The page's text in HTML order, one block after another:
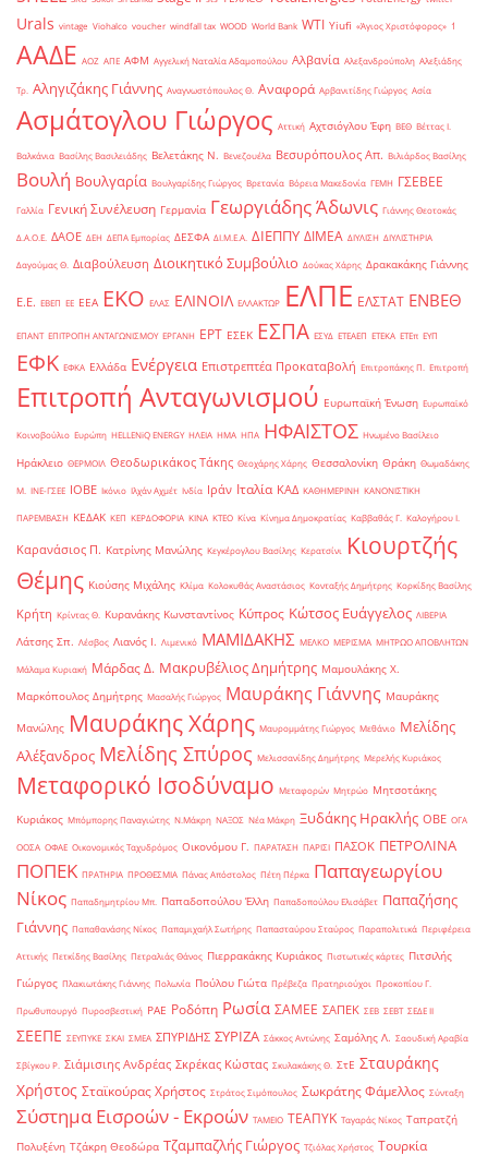
Urals vintage Viohalco voucher windfall tax WOOD World Bank WTI Yiufi «Άγιος Χριστόφορος» ΄1
ΑΑΔΕ ΑΟΖ ΑΠΕ ΑΦΜ Αγγελική Ναταλία Αδαμοπούλου Αλβανία Αλεξανδρούπολη Αλεξιάδης
Τρ. Αληγιζάκης Γιάννης Αναγνωστόπουλος Θ. Αναφορά Αρβανιτίδης Γιώργος Ασία
Ασμάτογλου Γιώργος Αττική Αχτσιόγλου Έφη ΒΕΘ Βέττας Ι.
Βαλκάνια Βασίλης Βασιλειάδης Βελετάκης Ν. Βενεζουέλα Βεσυρόπουλος Απ. Βιλιάρδος Βασίλης
Βουλή Βουλγαρία Βουλγαρίδης Γιώργος Βρετανία Βόρεια Μακεδονία ΓΕΜΗ ΓΣΕΒΕΕ
Γαλλία Γενική Συνέλευση Γερμανία Γεωργιάδης Άδωνις Γιάννης Θεοτοκάς
Δ.Α.Ο.Ε. ΔΑΟΕ ΔΕΗ ΔΕΠΑ Εμπορίας ΔΕΣΦΑ ΔΙ.Μ.Ε.Α. ΔΙΕΠΠΥ ΔΙΜΕΑ ΔΙΥΛΙΣΗ ΔΙΥΛΙΣΤΗΡΙΑ
Δαγούμας Θ. Διαβούλευση Διοικητικό Συμβούλιο Δούκας Χάρης Δρακακάκης Γιάννης
Ε.Ε. ΕΒΕΠ ΕΕ ΕΕΑ ΕΚΟ ΕΛΑΣ ΕΛΙΝΟΙΛ ΕΛΛΑΚΤΩΡ ΕΛΠΕ ΕΛΣΤΑΤ ΕΝΒΕΘ
ΕΠΑΝΤ ΕΠΙΤΡΟΠΗ ΑΝΤΑΓΩΝΙΣΜΟΥ ΕΡΓΑΝΗ ΕΡΤ ΕΣΕΚ ΕΣΠΑ ΕΣΥΔ ΕΤΕΑΕΠ ΕΤΕΚΑ ΕΤΕπ ΕΥΠ
ΕΦΚ ΕΦΚΑ Ελλάδα Ενέργεια Επιστρεπτέα Προκαταβολή Επιτροπάκης Π. Επιτροπή
Επιτροπή Ανταγωνισμού Ευρωπαϊκή Ένωση Ευρωπαϊκό
Κοινοβούλιο Ευρώπη ΗELLENiQ ENERGY ΗΛΕΙΑ ΗΜΑ ΗΠΑ ΗΦΑΙΣΤΟΣ Ηνωμένο Βασίλειο
Ηράκλειο ΘΕΡΜΟΙΛ Θεοδωρικάκος Τάκης Θεοχάρης Χάρης Θεσσαλονίκη Θράκη Θωμαδάκης
Μ. ΙΝΕ-ΓΣΕΕ ΙΟΒΕ Ικόνιο Ιλχάν Αχμέτ Ινδία Ιράν Ιταλία ΚΑΔ ΚΑΘΗΜΕΡΙΝΗ ΚΑΝΟΝΙΣΤΙΚΗ
ΠΑΡΕΜΒΑΣΗ ΚΕΔΑΚ ΚΕΠ ΚΕΡΔΟΦΟΡΙΑ ΚΙΝΑ ΚΤΕΟ Κίνα Κίνημα Δημοκρατίας Καββαθάς Γ. Καλογήρου Ι.
Καρανάσιος Π. Κατρίνης Μανώλης Κεγκέρογλου Βασίλης Κερατσίνι
Κιουρτζής
Θέμης Κιούσης Μιχάλης Κλίμα Κολοκυθάς Αναστάσιος Κονταξής Δημήτρης Κορκίδης Βασίλης
Κρήτη Κρίντας Θ. Κυρανάκης Κωνσταντίνος Κύπρος Κώτσος Ευάγγελος ΛΙΒΕΡΙΑ
Λάτσης Σπ. Λέσβος Λιανός Ι. Λιμενικό ΜΑΜΙΔΑΚΗΣ ΜΕΛΚΟ ΜΕΡΙΣΜΑ ΜΗΤΡΩΟ ΑΠΟΒΛΗΤΩΝ
Μάλαμα Κυριακή Μάρδας Δ. Μακρυβέλιος Δημήτρης Μαμουλάκης Χ.
Μαρκόπουλος Δημήτρης Μασαλής Γιώργος Μαυράκης Γιάννης Μαυράκης
Μανώλης Μαυράκης Χάρης Μαυρομμάτης Γιώργος Μεθάνιο Μελίδης
Αλέξανδρος Μελίδης Σπύρος Μελισσανίδης Δημήτρης Μερελής Κυριάκος
Μεταφορικό Ισοδύναμο Μεταφορών Μητρώο Μητσοτάκης
Κυριάκος Μπόμπορης Παναγιώτης Ν.Μάκρη ΝΑΞΟΣ Νέα Μάκρη Ξυδάκης Ηρακλής ΟΒΕ ΟΓΑ
ΟΟΣΑ ΟΦΑΕ Οικονομικός Ταχυδρόμος Οικονόμου Γ. ΠΑΡΑΤΑΣΗ ΠΑΡΙΣΙ ΠΑΣΟΚ ΠΕΤΡΟΛΙΝΑ
ΠΟΠΕΚ ΠΡΑΤΗΡΙΑ ΠΡΟΘΕΣΜΙΑ Πάνας Απόστολος Πέτη Πέρκα Παπαγεωργίου
Νίκος Παπαδημητρίου Μπ. Παπαδοπούλου Έλλη Παπαδοπούλου Ελισάβετ Παπαζήσης
Γιάννης Παπαθανάσης Νίκος Παπαμιχαήλ Σωτήρης Παπασταύρου Σταύρος Παραπολιτικά Περιφέρεια
Αττικής Πετκίδης Βασίλης Πετραλιάς Θάνος Πιερρακάκης Κυριάκος Πιστωτικές κάρτες Πιτσιλής
Γιώργος Πλακιωτάκης Γιάννης Πολωνία Πούλου Γιώτα Πρέβεζα Πρατηριούχοι Προκοπίου Γ.
Πρωθυπουργό Πυροσβεστική ΡΑΕ Ροδόπη Ρωσία ΣΑΜΕΕ ΣΑΠΕΚ ΣΕΒ ΣΕΒΤ ΣΕΔΕ ΙΙ
ΣΕΕΠΕ ΣΕΥΠΥΚΕ ΣΚΑΙ ΣΜΕΑ ΣΠΥΡΙΔΗΣ ΣΥΡΙΖΑ Σάκκος Αντώνης Σαμόλης Λ. Σαουδική Αραβία
Σβίγκου Ρ. Σιάμισιης Ανδρέας Σκρέκας Κώστας Σκυλακάκης Θ. ΣτΕ Σταυράκης
Χρήστος Σταϊκούρας Χρήστος Στράτος Σιμόπουλος Σωκράτης Φάμελλος Σύνταξη
Σύστημα Εισροών - Εκροών ΤΑΜΕΙΟ ΤΕΑΠΥΚ Ταγαράς Νίκος Ταπρατζή
Πολυξένη Τζάκρη Θεοδώρα Τζαμπαζλής Γιώργος Τζιόλας Χρήστος Τουρκία